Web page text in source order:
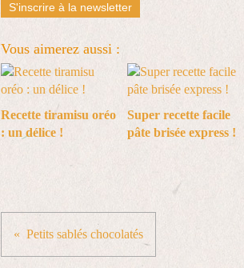
S'inscrire à la newsletter
Vous aimerez aussi :
Recette tiramisu oréo
: un délice !
Super recette facile
pâte brisée express !
Petits sablés chocolatés